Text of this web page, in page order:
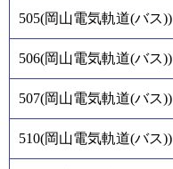
505(岡山電気軌道(バス))
506(岡山電気軌道(バス))
507(岡山電気軌道(バス))
510(岡山電気軌道(バス))